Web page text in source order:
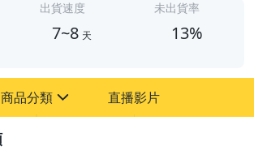
出貨速度
7~8 天
未出貨率
13%
商品分類 直播影片